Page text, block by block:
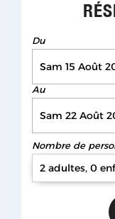
Du
Au
Nombre de
2 adultes, 0